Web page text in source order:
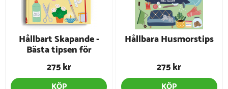
Hållbart Skapande -
Bästa tipsen för
hållbart återbruk
275 kr
Hållbara Husmorstips
275 kr